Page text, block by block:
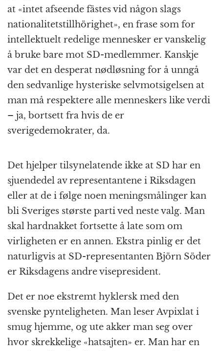
at «intet afseende fästes vid någon slags
nationalitetstillhörighet», en frase som for
intellektuelt redelige mennesker er vanskelig
å bruke bare mot SD-medlemmer. Kanskje
var det en desperat nødløsning for å unngå
den sedvanlige hysteriske selvmotsigelsen at
man må respektere alle menneskers like verdi
– ja, bortsett fra hvis de er
sverigedemokrater, da.
Det hjelper tilsynelatende ikke at SD har en
sjuendedel av representantene i Riksdagen
eller at de i følge noen meningsmålinger kan
bli Sveriges største parti ved neste valg. Man
skal hardnakket fortsette å late som om
virligheten er en annen. Ekstra pinlig er det
naturligvis at SD-representanten Björn Söder
er Riksdagens andre visepresident.
Det er noe ekstremt hyklersk med den
svenske pynteligheten. Man leser Avpixlat i
smug hjemme, og ute akker man seg over
hvor skrekkelige «hatsajten» er. Man har en